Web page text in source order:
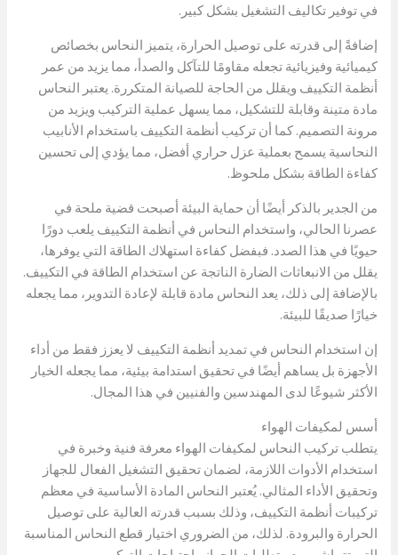
في توفير تكاليف التشغيل بشكل كبير.
إضافةً إلى قدرته على توصيل الحرارة، يتميز النحاس بخصائص
كيميائية وفيزيائية تجعله مقاومًا للتآكل والصدأ، مما يزيد من عمر
أنظمة التكييف ويقلل من الحاجة للصيانة المتكررة. يعتبر النحاس
مادة متينة وقابلة للتشكيل، مما يسهل عملية التركيب ويزيد من
مرونة التصميم. كما أن تركيب أنظمة التكييف باستخدام الأنابيب
النحاسية يسمح بعملية عزل حراري أفضل، مما يؤدي إلى تحسين
كفاءة الطاقة بشكل ملحوظ.
من الجدير بالذكر أيضًا أن حماية البيئة أصبحت قضية ملحة في
عصرنا الحالي، واستخدام النحاس في أنظمة التكييف يلعب دورًا
حيويًا في هذا الصدد. فبفضل كفاءة استهلاك الطاقة التي يوفرها،
يقلل من الانبعاثات الضارة الناتجة عن استخدام الطاقة في التكييف.
بالإضافة إلى ذلك، يعد النحاس مادة قابلة لإعادة التدوير، مما يجعله
خيارًا صديقًا للبيئة.
إن استخدام النحاس في تمديد أنظمة التكييف لا يعزز فقط من أداء
الأجهزة بل يساهم أيضًا في تحقيق استدامة بيئية، مما يجعله الخيار
الأكثر شيوعًا لدى المهندسين والفنيين في هذا المجال.
أسس لمكيفات الهواء
يتطلب تركيب النحاس لمكيفات الهواء معرفة فنية وخبرة في
استخدام الأدوات اللازمة، لضمان تحقيق التشغيل الفعال للجهاز
وتحقيق الأداء المثالي. يُعتبر النحاس المادة الأساسية في معظم
تركيبات أنظمة التكييف، وذلك بسبب قدرته العالية على توصيل
الحرارة والبرودة. لذلك، من الضروري اختيار قطع النحاس المناسبة